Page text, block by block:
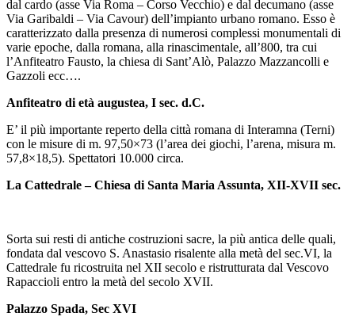
dal cardo (asse Via Roma – Corso Vecchio) e dal decumano (asse
Via Garibaldi – Via Cavour) dell’impianto urbano romano. Esso è
caratterizzato dalla presenza di numerosi complessi monumentali di
varie epoche, dalla romana, alla rinascimentale, all’800, tra cui
l’Anfiteatro Fausto, la chiesa di Sant’Alò, Palazzo Mazzancolli e
Gazzoli ecc….
Anfiteatro di età augustea, I sec. d.C.
E’ il più importante reperto della città romana di Interamna (Terni)
con le misure di m. 97,50×73 (l’area dei giochi, l’arena, misura m.
57,8×18,5). Spettatori 10.000 circa.
La Cattedrale – Chiesa di Santa Maria Assunta, XII-XVII sec.
Sorta sui resti di antiche costruzioni sacre, la più antica delle quali,
fondata dal vescovo S. Anastasio risalente alla metà del sec.VI, la
Cattedrale fu ricostruita nel XII secolo e ristrutturata dal Vescovo
Rapaccioli entro la metà del secolo XVII.
Palazzo Spada, Sec XVI